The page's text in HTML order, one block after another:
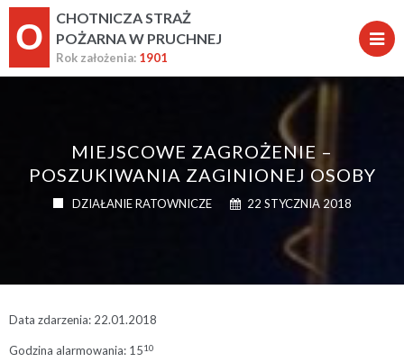
O
CHOTNICZA STRAŻ
POŻARNA W PRUCHNEJ
Rok założenia: 1901
MIEJSCOWE ZAGROŻENIE –
POSZUKIWANIA ZAGINIONEJ OSOBY
DZIAŁANIE RATOWNICZE 22 STYCZNIA 2018
Data zdarzenia: 22.01.2018
Godzina alarmowania: 1510